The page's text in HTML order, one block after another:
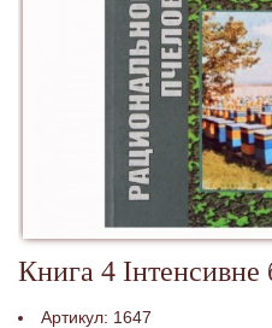
Книга 4 Інтенсивне
Артикул: 1647